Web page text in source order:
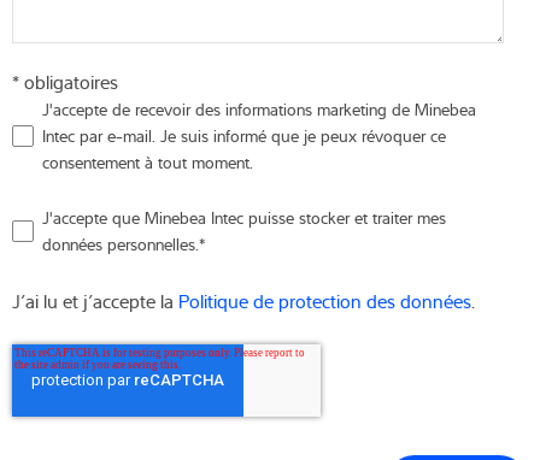
* obligatoires
J'accepte de recevoir des informations marketing de Minebea
Intec par e-mail. Je suis informé que je peux révoquer ce
consentement à tout moment.
J'accepte que Minebea Intec puisse stocker et traiter mes
données personnelles.*
J’ai lu et j’accepte la Politique de protection des données.